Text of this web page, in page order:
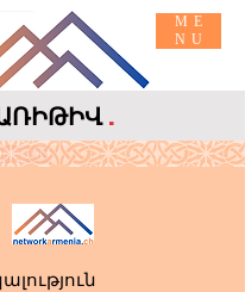
ME
NU
ՄԻԱՑԵՔ
.